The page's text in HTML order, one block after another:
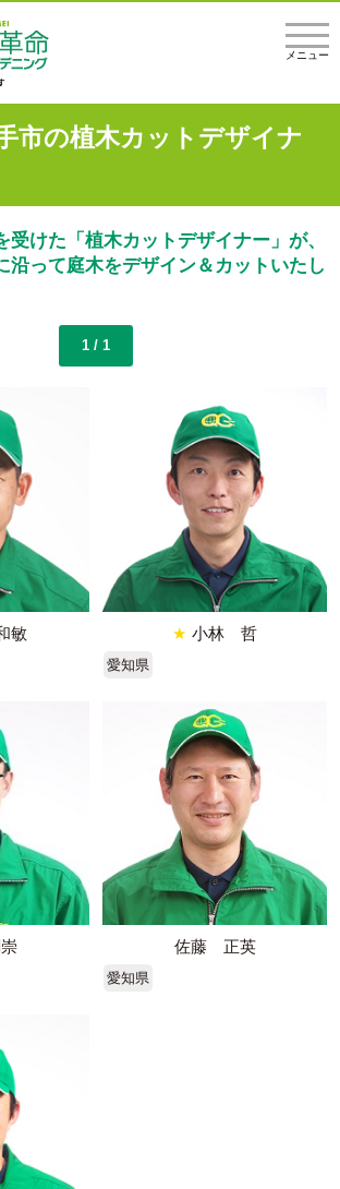
メニュー
市の植木カットデザイナ
受けた「植木カットデザイナー」が、
沿って庭木をデザイン＆カットいたし
1 / 1
敏 ★ 小林 哲
愛知県
佐藤 正英
愛知県